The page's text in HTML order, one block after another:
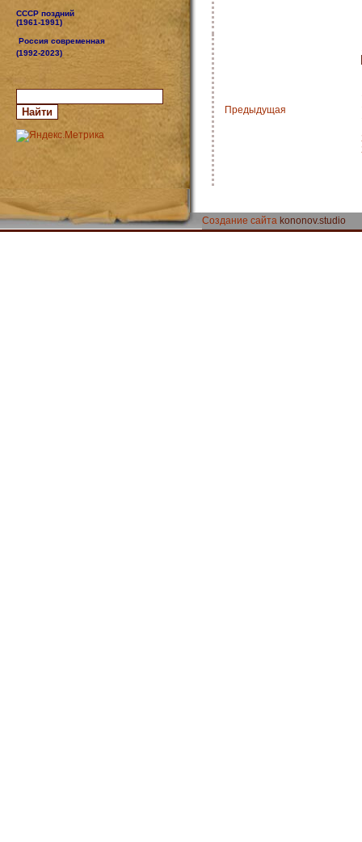
СССР поздний
(1961-1991)
Россия современная
(1992-2023)
Предыдущая
Создание сайта kononov.studio